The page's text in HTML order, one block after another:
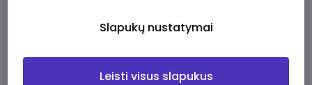
2610 - 3910 €/mėn. Prieš mokesčius
Slapukų nustatymai
Leisti visus slapukus